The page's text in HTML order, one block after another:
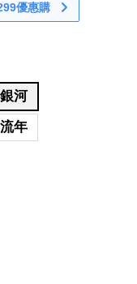
優惠購
河
年